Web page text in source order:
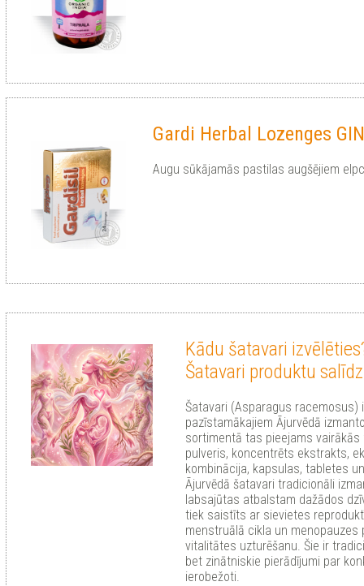
Gardi Herbal Lozenges
Augu sūkājamās pastilas augšējiem
Kādu šatavari
Šatavari produktu
Šatavari (Asparagus racemosus)
pazīstamākajiem Ājurvēdā
sortimentā tas pieejams
pulveris, koncentrēts ekstrakts,
kombinācija, kapsulas, tabletes
Ājurvēdā šatavari tradicionāli
labsajūtas atbalstam dažādos
tiek saistīts ar sievietes
menstruālā cikla un menopauzes
vitalitātes uzturēšanu. Šie ir
bet zinātniskie pierādījumi par
ierobežoti.